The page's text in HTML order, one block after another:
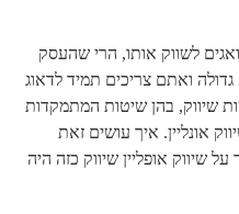
לשווק אותו, הרי שהעסק
ואתם צריכים תמיד לדאוג
שיווק, בהן שיטות המתמקדות
אונליין. איך עושים זאת
שיווק אופליין שיווק כזה היה